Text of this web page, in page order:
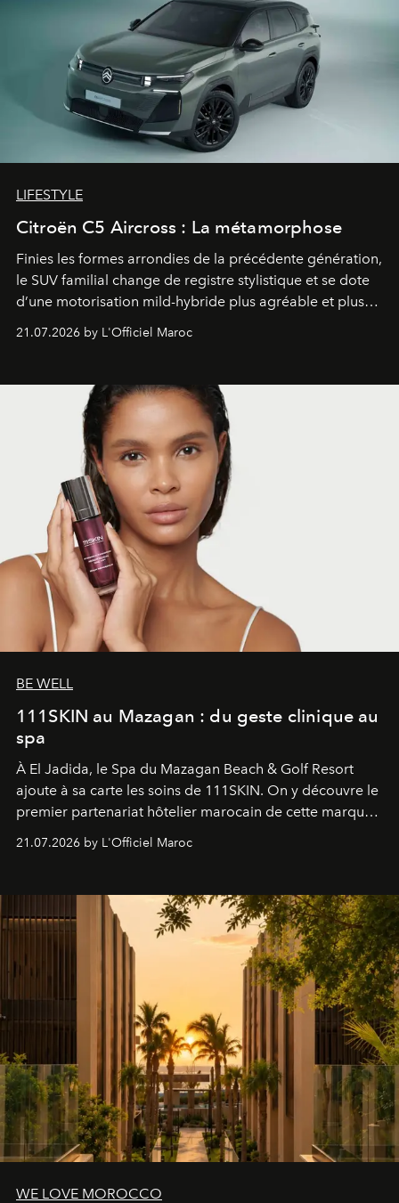
LIFESTYLE
Citroën C5 Aircross : La métamorphose
Finies les formes arrondies de la précédente génération,
le SUV familial change de registre stylistique et se dote
d’une motorisation mild-hybride plus agréable et plus
économe. à n’en pas douter, le nouveau C5 Aircross a
gagné en maturité.
21.07.2026 by L'Officiel Maroc
BE WELL
111SKIN au Mazagan : du geste clinique au
spa
À El Jadida, le Spa du Mazagan Beach & Golf Resort
ajoute à sa carte les soins de 111SKIN. On y découvre le
premier partenariat hôtelier marocain de cette marque
britannique, née dans un cabinet de chirurgie plastique
londonien et construite depuis autour d'un actif breveté,
21.07.2026 by L'Officiel Maroc
WE LOVE MOROCCO